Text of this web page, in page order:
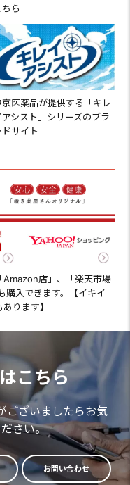
ちら
京医薬品が提供する「キレ
アシスト」シリーズのブラ
ドサイト
Amazon店」、「楽天市場
購入できます。【イキイ
ります】
こちら
ございましたらお気
さい。
お問い合わせ